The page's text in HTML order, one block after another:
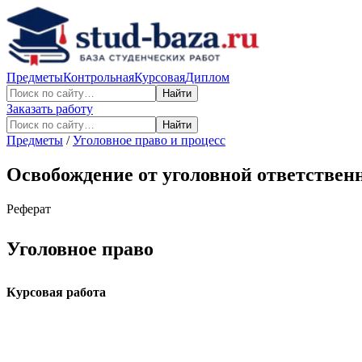
ПредметыКонтрольнаяКурсоваяДиплом
Найти
Заказать работу
Найти
Предметы /Уголовное право и процесс
Освобождение от уголовной
Реферат
Уголовное право
Курсовая работа